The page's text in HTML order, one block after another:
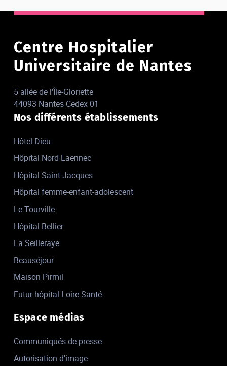
Centre Hospitalier
Universitaire de Nantes
5 allée de l'Île-Gloriette
44093 Nantes Cedex 01
Nos différents établissements
Hôtel-Dieu
Hôpital Nord Laennec
Hôpital Saint-Jacques
Hôpital femme-enfant-adolescent
Le Tourville
Hôpital Bellier
La Seilleraye
Beauséjour
Maison Pirmil
Futur hôpital Loire Santé
Espace médias
Communiqués de presse
Autorisation d'image